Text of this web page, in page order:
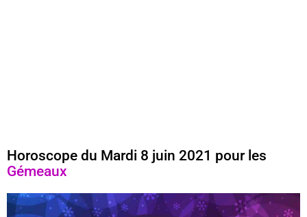
Horoscope du Mardi 8 juin 2021 pour les
Gémeaux